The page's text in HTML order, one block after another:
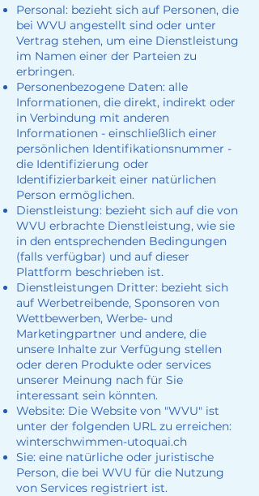
Personal: bezieht sich auf Personen, die
bei WVU angestellt sind oder unter
Vertrag stehen, um eine Dienstleistung
im Namen einer der Parteien zu
erbringen.
Personenbezogene Daten: alle
Informationen, die direkt, indirekt oder
in Verbindung mit anderen
Informationen - einschließlich einer
persönlichen Identifikationsnummer -
die Identifizierung oder
Identifizierbarkeit einer natürlichen
Person ermöglichen.
Dienstleistung: bezieht sich auf die von
WVU erbrachte Dienstleistung, wie sie
in den entsprechenden Bedingungen
(falls verfügbar) und auf dieser
Plattform beschrieben ist.
Dienstleistungen Dritter: bezieht sich
auf Werbetreibende, Sponsoren von
Wettbewerben, Werbe- und
Marketingpartner und andere, die
unsere Inhalte zur Verfügung stellen
oder deren Produkte oder services
unserer Meinung nach für Sie
interessant sein könnten.
Website: Die Website von "WVU" ist
unter der folgenden URL zu erreichen:
winterschwimmen-utoquai.ch
Sie: eine natürliche oder juristische
Person, die bei WVU für die Nutzung
von Services registriert ist.